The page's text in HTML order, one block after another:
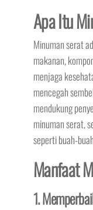
Apa Itu
Minuman serat
makanan,
menjaga
mencegah
mendukung
minuman serat,
seperti buah-
Manfaat
1.